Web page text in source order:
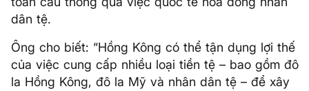
dân tệ.
Ông cho biết: “Hồng Kông có thể tận dụng lợi thế
của việc cung cấp nhiều loại tiền tệ – bao gồm đô
la Hồng Kông, đô la Mỹ và nhân dân tệ – để xây